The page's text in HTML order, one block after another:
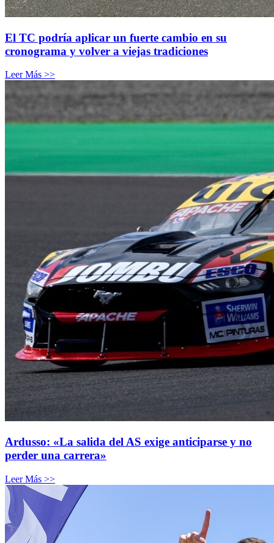
El TC podría aplicar un fuerte cambio en su
cronograma y volver a viejas tradiciones
Leer Más >>
Ardusso: «La salida del AS exige anticiparse y no
perder una carrera»
Leer Más >>